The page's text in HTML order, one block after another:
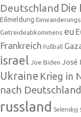
Deutschland Die
Eilmeldung
Getreideabkommens eu
Frankreich Fußball
israel Joe Biden José
Ukraine Krieg in
nach Deutschland
russland Selenskyj